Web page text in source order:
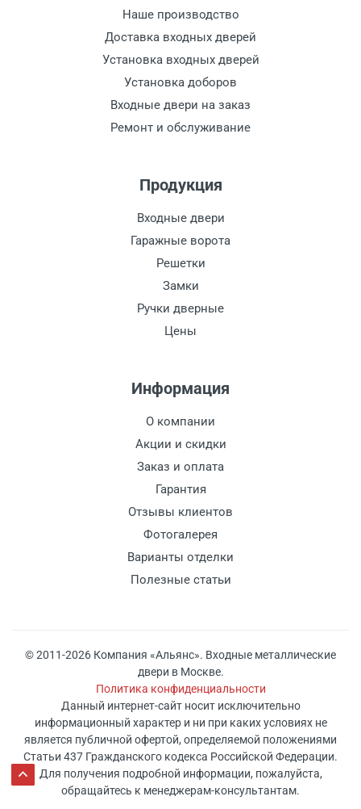
Наше производство
Доставка входных дверей
Установка входных дверей
Установка доборов
Входные двери на заказ
Ремонт и обслуживание
Продукция
Входные двери
Гаражные ворота
Решетки
Замки
Ручки дверные
Цены
Информация
О компании
Акции и скидки
Заказ и оплата
Гарантия
Отзывы клиентов
Фотогалерея
Варианты отделки
Полезные статьи
© 2011-2026 Компания «Альянс». Входные металлические
двери в Москве.
Политика конфиденциальности
Данный интернет-сайт носит исключительно
информационный характер и ни при каких условиях не
является публичной офертой, определяемой положениями
Статьи 437 Гражданского кодекса Российской Федерации.
Для получения подробной информации, пожалуйста,
обращайтесь к менеджерам-консультантам.